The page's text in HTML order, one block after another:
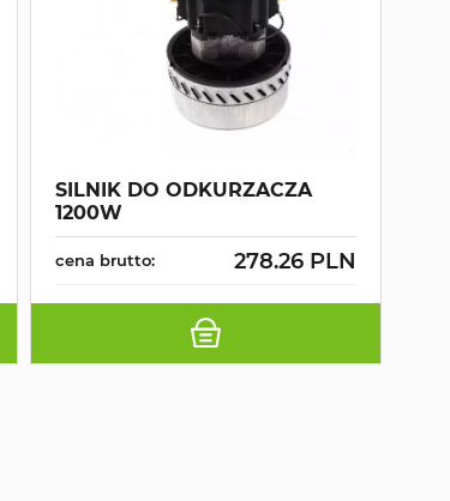
SILNIK DO ODKURZACZA
1200W
cena brutto: 278.26 PLN